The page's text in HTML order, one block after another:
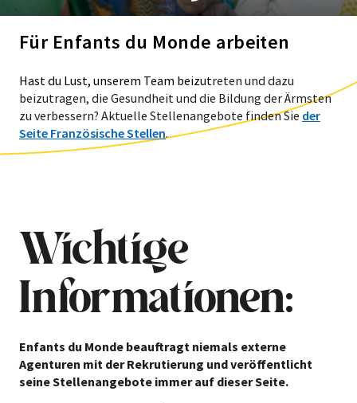
Für Enfants du Monde arbeiten
Hast du Lust, unserem Team beizutreten und dazu
beizutragen, die Gesundheit und die Bildung der Ärmsten
zu verbessern? Aktuelle Stellenangebote finden Sie der
Seite Französische Stellen.
Wichtige
Informationen:
Enfants du Monde beauftragt niemals externe
Agenturen mit der Rekrutierung und veröffentlicht
seine Stellenangebote immer auf dieser Seite.